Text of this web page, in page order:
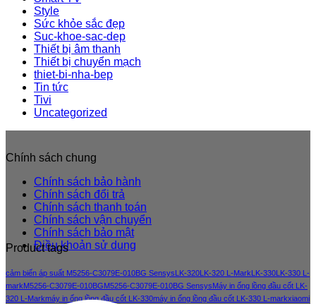
Style
Sức khỏe sắc đẹp
Suc-khoe-sac-dep
Thiết bị âm thanh
Thiết bị chuyển mạch
thiet-bi-nha-bep
Tin tức
Tivi
Uncategorized
Chính sách chung
Chính sách bảo hành
Chính sách đổi trả
Chính sách thanh toán
Chính sách vận chuyển
Chính sách bảo mật
Điều khoản sử dung
Product tags
cảm biến áp suất M5256-C3079E-010BG SensysLK-320LK-320 L-MarkLK-330LK-330 L-
markM5256-C3079E-010BGM5256-C3079E-010BG SensysMáy in ống lồng đầu cốt LK-
320 L-Markmáy in ống lồng đầu cốt LK-330máy in ống lồng đầu cốt LK-330 L-markxiaomi